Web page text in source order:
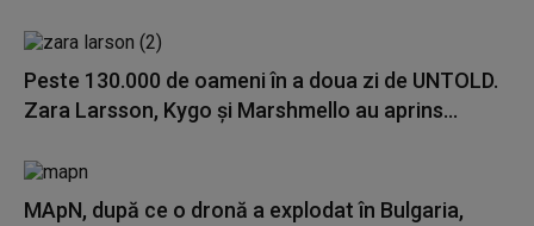
Peste 130.000 de oameni în a doua zi de UNTOLD.
Zara Larsson, Kygo și Marshmello au aprins...
MApN, după ce o dronă a explodat în Bulgaria,